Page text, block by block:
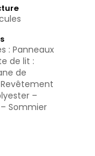
: Panneaux
de lit :
de
–
Sommier